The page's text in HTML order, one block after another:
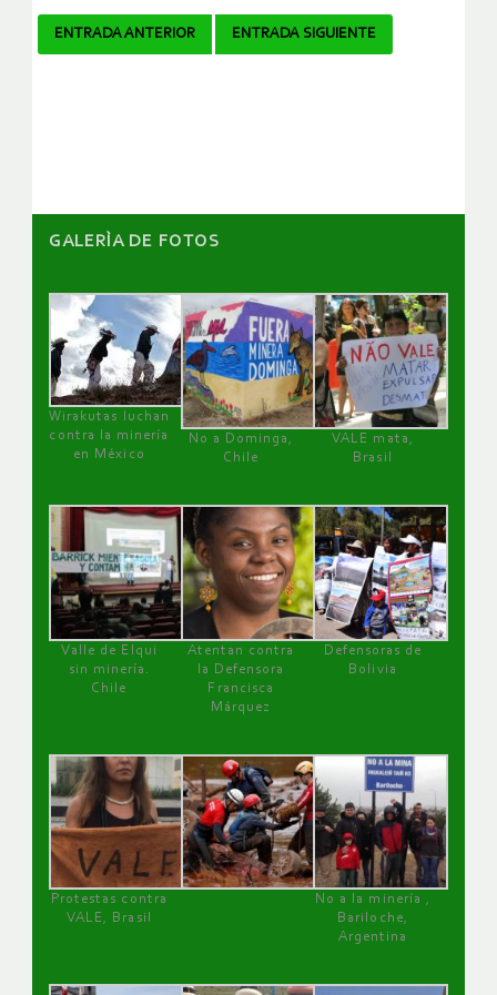
Navegador
ENTRADA ANTERIOR ENTRADA SIGUIENTE
GALERÌA DE FOTOS
Wirakutas luchan
contra la minería
en México
No a Dominga,
Chile
VALE mata,
Brasil
Valle de Elqui
sin minería.
Chile
Atentan contra
la Defensora
Francisca
Márquez
Defensoras de
Bolivia
Protestas contra
VALE, Brasil
No a la minería ,
Bariloche,
Argentina